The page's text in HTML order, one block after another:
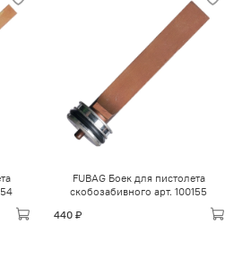
FUBAG Боек для пистолета
скобозабивного арт. 100155
440 ₽